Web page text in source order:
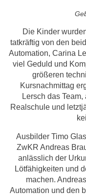
Die Kinder
tatkräftig von den
Automation, Carina
viel Geduld und
größeren
Kursnachmittag
Lersch das
Realschule und
Ausbilder Timo
ZwKR Andreas
anlässlich der
Lötfähigkeiten und
machen.
Automation und den